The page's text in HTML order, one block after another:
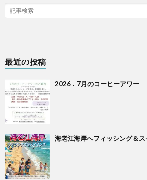
最近の投稿
2026．7月のコーヒーアワー
海老江海岸へフィッシング＆ス